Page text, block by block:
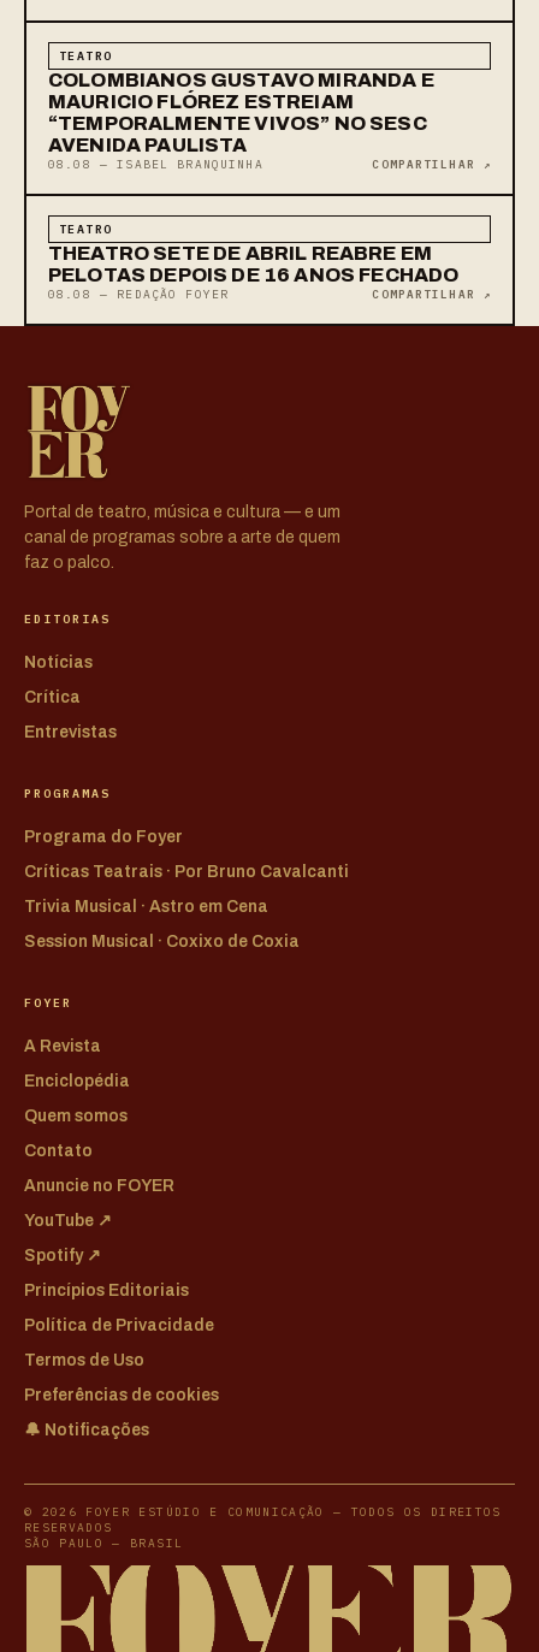
TEATRO
COLOMBIANOS GUSTAVO MIRANDA E
MAURICIO FLÓREZ ESTREIAM
“TEMPORALMENTE VIVOS” NO SESC
AVENIDA PAULISTA
08.08 — ISABEL BRANQUINHA COMPARTILHAR ↗
TEATRO
THEATRO SETE DE ABRIL REABRE EM
PELOTAS DEPOIS DE 16 ANOS FECHADO
08.08 — REDAÇÃO FOYER COMPARTILHAR ↗
Portal de teatro, música e cultura — e um
canal de programas sobre a arte de quem
faz o palco.
EDITORIAS
Notícias
Crítica
Entrevistas
PROGRAMAS
Programa do Foyer
Críticas Teatrais · Por Bruno Cavalcanti
Trivia Musical · Astro em Cena
Session Musical · Coxixo de Coxia
FOYER
A Revista
Enciclopédia
Quem somos
Contato
Anuncie no FOYER
YouTube ↗
Spotify ↗
Princípios Editoriais
Política de Privacidade
Termos de Uso
Preferências de cookies
🔔 Notificações
© 2026 FOYER ESTÚDIO E COMUNICAÇÃO — TODOS OS DIREITOS
RESERVADOS
SÃO PAULO — BRASIL